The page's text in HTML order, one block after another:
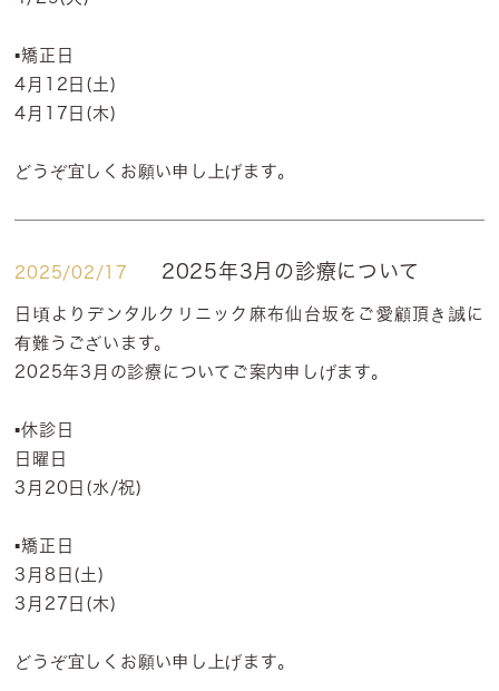
▪️矯正日
4月12日(土)
4月17日(木)
どうぞ宜しくお願い申し上げます。
2025/02/17 2025年3月の診療について
日頃よりデンタルクリニック麻布仙台坂をご愛顧頂き誠に
有難うございます。
2025年3月の診療についてご案内申しげます。
▪️休診日
日曜日
3月20日(水/祝)
▪️矯正日
3月8日(土)
3月27日(木)
どうぞ宜しくお願い申し上げます。